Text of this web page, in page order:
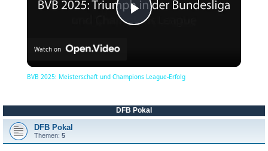
P
Watch on
BVB 2025: Meisterschaft und Champions League-Erfolg
DFB Pokal
DFB Pokal
Themen: 5